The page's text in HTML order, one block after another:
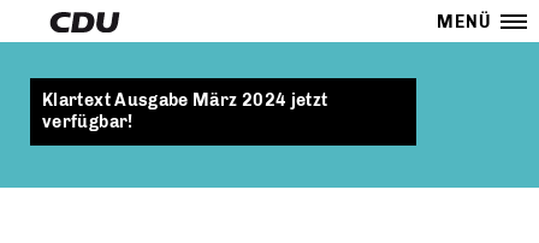
MENÜ
Klartext Ausgabe März 2024 jetzt
verfügbar!